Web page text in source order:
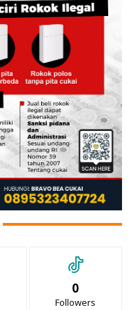
0
Followers